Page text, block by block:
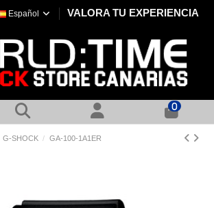
Español VALORA TU EXPERIENCIA
0
G-SHOCK GA-100-1A1ER